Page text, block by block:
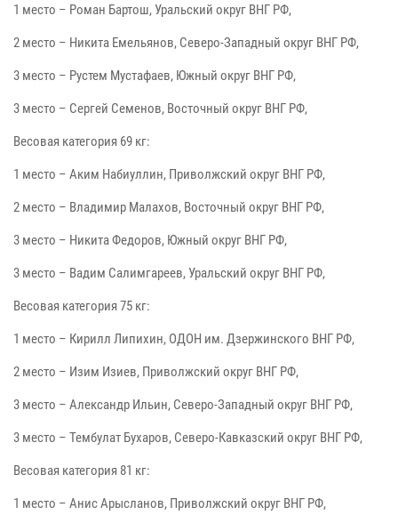
1 место – Роман Бартош, Уральский округ ВНГ РФ,
2 место – Никита Емельянов, Северо-Западный округ ВНГ РФ,
3 место – Рустем Мустафаев, Южный округ ВНГ РФ,
3 место – Сергей Семенов, Восточный округ ВНГ РФ,
Весовая категория 69 кг:
1 место – Аким Набиуллин, Приволжский округ ВНГ РФ,
2 место – Владимир Малахов, Восточный округ ВНГ РФ,
3 место – Никита Федоров, Южный округ ВНГ РФ,
3 место – Вадим Салимгареев, Уральский округ ВНГ РФ,
Весовая категория 75 кг:
1 место – Кирилл Липихин, ОДОН им. Дзержинского ВНГ РФ,
2 место – Изим Изиев, Приволжский округ ВНГ РФ,
3 место – Александр Ильин, Северо-Западный округ ВНГ РФ,
3 место – Тембулат Бухаров, Северо-Кавказский округ ВНГ РФ,
Весовая категория 81 кг:
1 место – Анис Арысланов, Приволжский округ ВНГ РФ,